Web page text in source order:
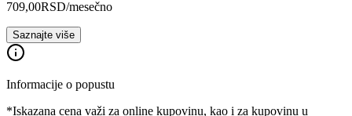
709,00RSD/mesečno
Saznajte više
Informacije o popustu
*Iskazana cena važi za online kupovinu, kao i za kupovinu u